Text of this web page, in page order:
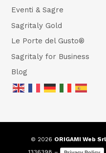
Eventi & Sagre
Sagritaly Gold
Le Porte del Gusto®
Sagritaly for Business
Blog
© 2026 ORIGAMI Web Srl